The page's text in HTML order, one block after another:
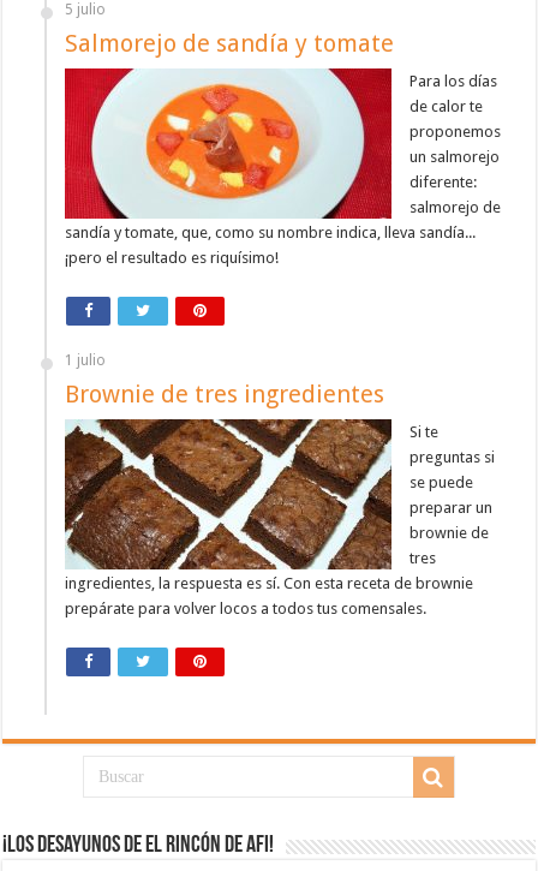
5 julio
Salmorejo de sandía y tomate
Para los días
de calor te
proponemos
un salmorejo
diferente:
salmorejo de
sandía y tomate, que, como su nombre indica, lleva sandía...
¡pero el resultado es riquísimo!
1 julio
Brownie de tres ingredientes
Si te
preguntas si
se puede
preparar un
brownie de
tres
ingredientes, la respuesta es sí. Con esta receta de brownie
prepárate para volver locos a todos tus comensales.
¡Los desayunos de El Rincón de Afi!